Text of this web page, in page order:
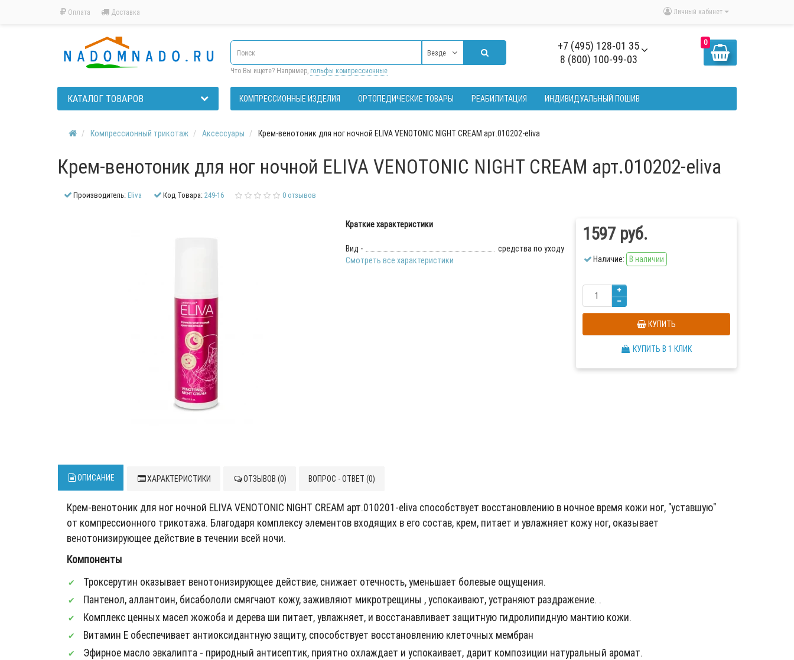
Оплата Доставка Личный кабинет
+7 (495) 128-01 35
8 (800) 100-99-03
0
Везде
Что Вы ищете? Например, гольфы компрессионные
КАТАЛОГ ТОВАРОВ КОМПРЕССИОННЫЕ ИЗДЕЛИЯ ОРТОПЕДИЧЕСКИЕ ТОВАРЫ РЕАБИЛИТАЦИЯ ИНДИВИДУАЛЬНЫЙ ПОШИВ
Компрессионный трикотаж Аксессуары Крем-венотоник для ног ночной ELIVA VENOTONIC NIGHT CREAM арт.010202-eliva
Крем-венотоник для ног ночной ELIVA VENOTONIC NIGHT CREAM арт.010202-eliva
Производитель:Eliva Код Товара:249-16 0 отзывов
Краткие характеристики
Вид -
средства по уходу
Смотреть все характеристики
1597 руб.
Наличие: В наличии
КУПИТЬ
КУПИТЬ В 1 КЛИК
ОПИСАНИЕ ХАРАКТЕРИСТИКИ ОТЗЫВОВ (0) ВОПРОС - ОТВЕТ (0)
Крем-венотоник для ног ночной ELIVA VENOTONIC NIGHT CREAM арт.010201-eliva способствует восстановлению в ночное время кожи ног, "уставшую"
от компрессионного трикотажа. Благодаря комплексу элементов входящих в его состав, крем, питает и увлажняет кожу ног, оказывает
венотонизирующее действие в течении всей ночи.
Компоненты
Троксерутин оказывает венотонизирующее действие, снижает отечность, уменьшает болевые ощущения.
Пантенол, аллантоин, бисабололи смягчают кожу, заживляют микротрещины , успокаивают, устраняют раздражение. .
Комплекс ценных масел жожоба и дерева ши питает, увлажняет, и восстанавливает защитную гидролипидную мантию кожи.
Витамин Е обеспечивает антиоксидантную защиту, способствует восстановлению клеточных мембран
Эфирное масло эвкалипта - природный антисептик, приятно охлаждает и успокаивает, дарит композиции натуральный аромат.